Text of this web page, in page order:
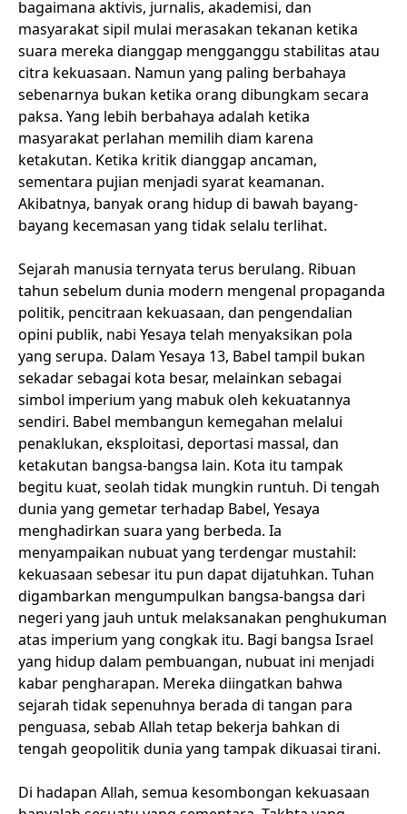
bagaimana aktivis, jurnalis, akademisi, dan
masyarakat sipil mulai merasakan tekanan ketika
suara mereka dianggap mengganggu stabilitas atau
citra kekuasaan. Namun yang paling berbahaya
sebenarnya bukan ketika orang dibungkam secara
paksa. Yang lebih berbahaya adalah ketika
masyarakat perlahan memilih diam karena
ketakutan. Ketika kritik dianggap ancaman,
sementara pujian menjadi syarat keamanan.
Akibatnya, banyak orang hidup di bawah bayang-
bayang kecemasan yang tidak selalu terlihat.
Sejarah manusia ternyata terus berulang. Ribuan
tahun sebelum dunia modern mengenal propaganda
politik, pencitraan kekuasaan, dan pengendalian
opini publik, nabi Yesaya telah menyaksikan pola
yang serupa. Dalam Yesaya 13, Babel tampil bukan
sekadar sebagai kota besar, melainkan sebagai
simbol imperium yang mabuk oleh kekuatannya
sendiri. Babel membangun kemegahan melalui
penaklukan, eksploitasi, deportasi massal, dan
ketakutan bangsa-bangsa lain. Kota itu tampak
begitu kuat, seolah tidak mungkin runtuh. Di tengah
dunia yang gemetar terhadap Babel, Yesaya
menghadirkan suara yang berbeda. Ia
menyampaikan nubuat yang terdengar mustahil:
kekuasaan sebesar itu pun dapat dijatuhkan. Tuhan
digambarkan mengumpulkan bangsa-bangsa dari
negeri yang jauh untuk melaksanakan penghukuman
atas imperium yang congkak itu. Bagi bangsa Israel
yang hidup dalam pembuangan, nubuat ini menjadi
kabar pengharapan. Mereka diingatkan bahwa
sejarah tidak sepenuhnya berada di tangan para
penguasa, sebab Allah tetap bekerja bahkan di
tengah geopolitik dunia yang tampak dikuasai tirani.
Di hadapan Allah, semua kesombongan kekuasaan